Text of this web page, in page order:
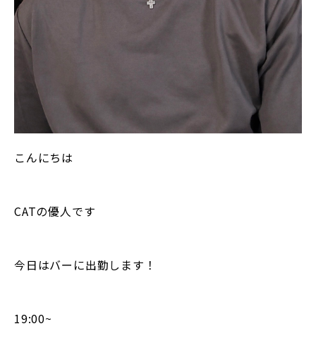
こんにちは
CATの優人です
今日はバーに出勤します！
19:00~